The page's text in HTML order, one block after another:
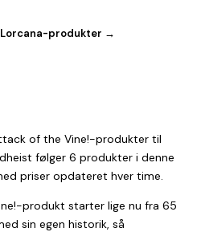
Lorcana-produkter →
of the Vine!-produkter til
følger 6 produkter i denne
priser opdateret hver time.
produkt starter lige nu fra 65
sin egen historik, så